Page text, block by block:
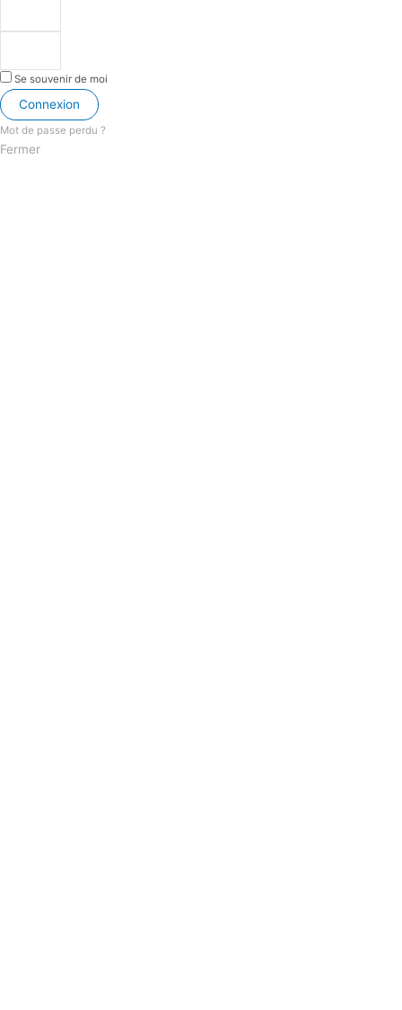
Se souvenir de moi
Connexion
Mot de passe perdu ?
Fermer